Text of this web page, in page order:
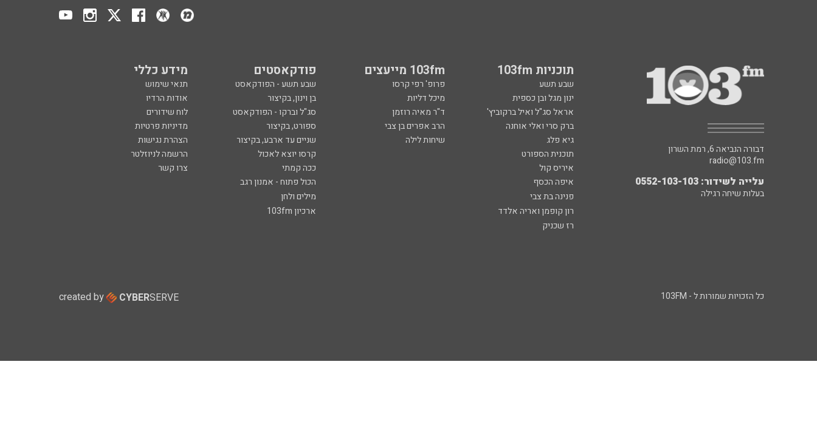
תוכניות 103fm 103fm מייעצים פודקאסטים מידע כללי
שבע תשע פרופ' רפי קרסו שבע תשע - הפודקאסט
תנאי שימוש
ינון מגל ובן כספית
מיכל דליות בן וינון, בקיצור
אודות הרדיו
אראל סג"ל ואיל ברקוביץ'
ד"ר מאיה רוזמן סג"ל וברקו - הפודקאסט
לוח שידורים
ברק סרי ואלי אוחנה
הרב אפרים בן צבי ספורט, בקיצור
מדיניות פרטיות
גיא פלג
שיחות לילה שניים עד ארבע, בקיצור
הצהרת נגישות
תוכנית הספורט
קרסו יוצא לאכול
הרשמה לניוזלטר
איריס קול
ככה קמתי
צרו קשר
איפה הכסף
הכול פתוח - אמנון רגב
פנינה בת צבי
מילים ולחן
רון קופמן ואריה אלדד
ארכיון 103fm
רז שכניק
דבורה הנביאה 6, רמת השרון
radio@103.fm
עלייה לשידור: 0552-103-103
בעלות שיחה רגילה
כל הזכויות שמורות ל - 103FM created by CYBERSERVE